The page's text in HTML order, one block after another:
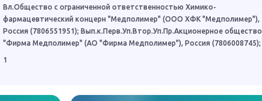
Вл.Общество с ограниченной ответственностью Химико-
фармацевтический концерн "Медполимер" (ООО ХФК "Медполимер"),
Россия (7806551951); Вып.к.Перв.Уп.Втор.Уп.Пр.Акционерное общество
"Фирма Медполимер" (АО "Фирма Медполимер"), Россия (7806008745);
1